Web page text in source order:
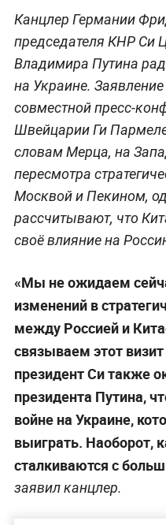
Канцлер Германии
председателя КНР Си
Владимира Путина
на Украине.
совместной пресс-
Швейцарии Ги
словам Мерца, на
пересмотра
Москвой и Пекином,
рассчитывают, что
своё влияние на
«Мы не ожидаем
изменений в
между Россией и
связываем этот
президент Си также
президента Путина,
войне на Украине,
выиграть. Наоборот,
сталкиваются с
заявил канцлер.